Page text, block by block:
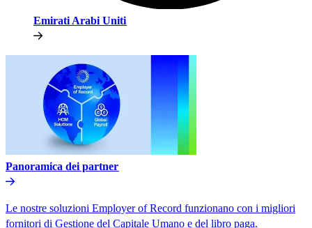
Emirati Arabi Uniti​​
Panoramica dei partner​​
Le nostre soluzioni Employer of Record funzionano con i migliori
fornitori di Gestione del Capitale Umano e del libro paga.​​